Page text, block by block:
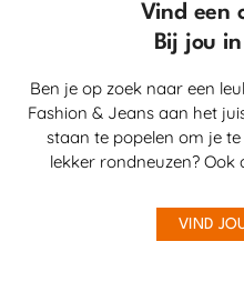
Vind een
Bij jou
Ben je op zoek naar een
Fashion & Jeans aan het
staan te popelen om je
lekker rondneuzen? Ook
VIND